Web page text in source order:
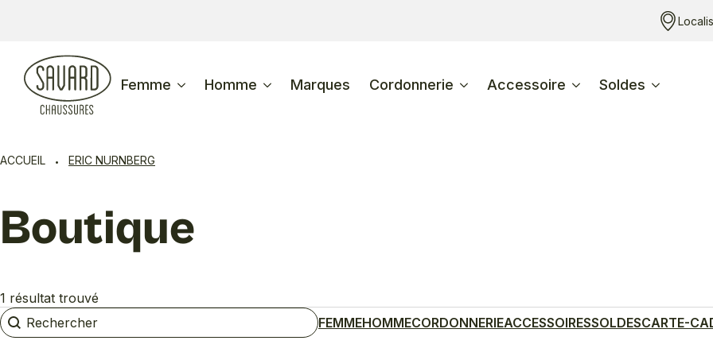
Femme Homme Marques Cordonnerie Accessoire Soldes
ACCUEIL ERIC NURNBERG
Boutique
1 résultat trouvé
Rechercher
Rechercher FEMMEHOMMECORDONNERIEACCESSOIRESSOLDESCARTE-